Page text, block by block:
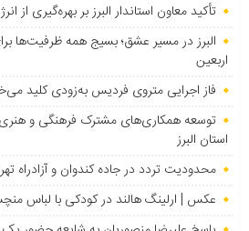
تأکید معاون استاندار البرز بر بهره‌گیری
البرز در مسیر عشق؛ بسیج همه ظرفیت‌ها
اربعین
فاز اجرایی متروی فردیس به‌زودی کلید
توسعه همکاری‌های مشترک فرهنگی و هنری
استان البرز
محدودیت تردد در جاده کندوان و آزادراه
عکس | ارلینگ هالند در کودکی با لباس